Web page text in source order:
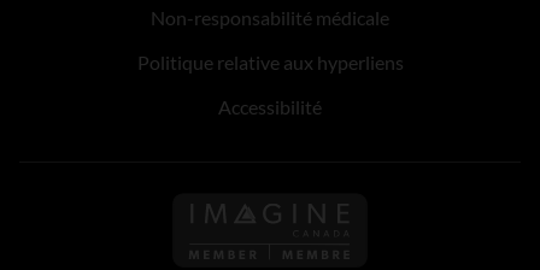
Non-responsabilité médicale
Politique relative aux hyperliens
Accessibilité